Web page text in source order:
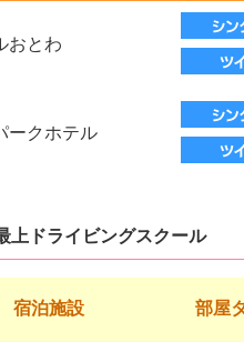
おとわ
ークホテル
上ドライビングスクール
宿泊施設 部屋